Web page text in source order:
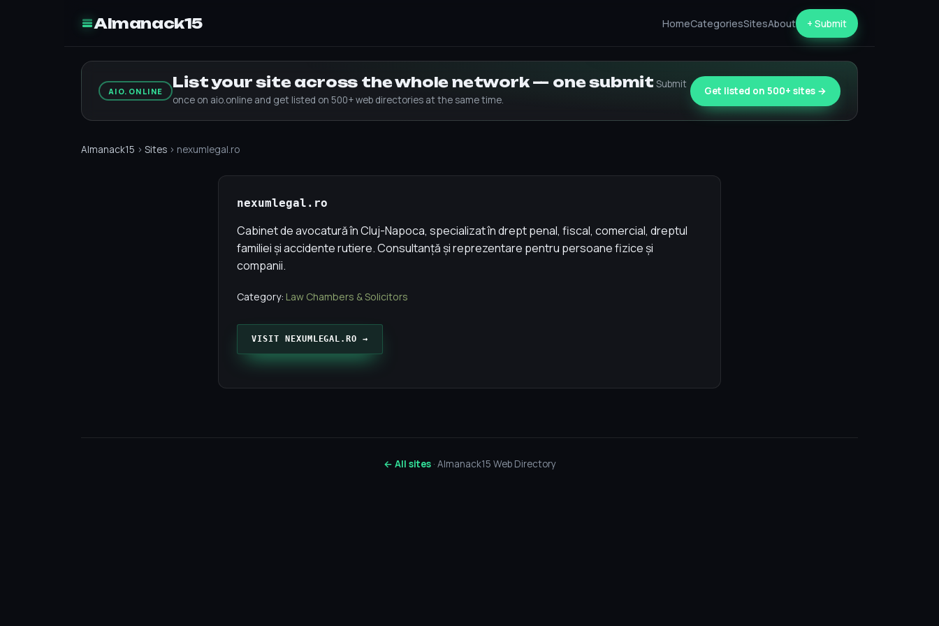
Almanack15 HomeCategoriesSitesAbout + Submit
AIO.ONLINE List your site across the whole network — one submit Submit
once on aio.online and get listed on 500+ web directories at the same time.
Get listed on 500+ sites →
Almanack15 › Sites › nexumlegal.ro
nexumlegal.ro
Cabinet de avocatură în Cluj-Napoca, specializat în drept penal, fiscal, comercial, dreptul
familiei și accidente rutiere. Consultanță și reprezentare pentru persoane fizice și
companii.
Category: Law Chambers & Solicitors
VISIT NEXUMLEGAL.RO →
← All sites· Almanack15 Web Directory